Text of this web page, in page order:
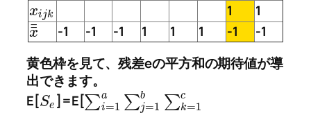
xijk 1 1
x
¯
¯ -1 -1 -1 1 1 1 -1
-1
黄色枠を見て、残差eの平方和の期待値が導
出できます。
E[Se ]=E[∑a
i=1 ∑b
j=1 ∑c
k=1